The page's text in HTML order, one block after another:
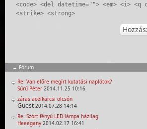
<code> <del datetime=""> <em> <i> <q
<strike> <strong>
Fórum
Re: Van előre megírt kutatási naplótok?
Sűrű Péter 2014.11.25 10:16
záras acélkarcsi olcsón
Guest 2014.07.28 14:14
Re: Szórt fényű LED-lámpa házilag
Heeegany 2014.02.17 16:41